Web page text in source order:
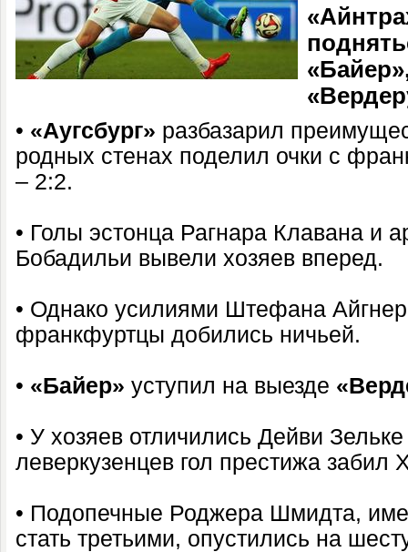
• «Аугсбург» разбазарил
родных стенах поделил очки с
– 2:2.
• Голы эстонца Рагнара Клавана и
Бобадильи вывели хозяев вперед.
• Однако усилиями Штефана
франкфуртцы добились ничьей.
• «Байер» уступил на выезде
• У хозяев отличились Дейви
леверкузенцев гол престижа забил
• Подопечные Роджера Шмидта,
стать третьими, опустились на